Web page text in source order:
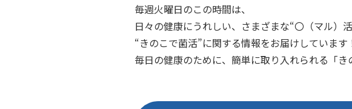
毎週火曜日のこの時間は、
日々の健康にうれしい、さまざまな“〇（マル）
“きのこで菌活”に関する情報をお届けしています
毎日の健康のために、簡単に取り入れられる「き